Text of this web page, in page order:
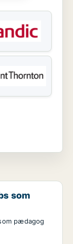
som
pædagog